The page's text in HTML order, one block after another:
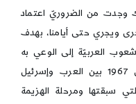
وجدت من الضروريّ اعتماد
ويجري حتى أيامنا، بهدف
العربيّة إلى الوعي به
والسير فيه. فبدا لي أن حرب حزيران 1967 بين العرب وإسرئيل
سبقتها ومرحلة الهزيمة